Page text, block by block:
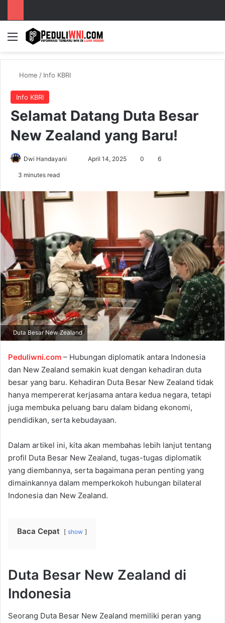
Menu
Home / Info KBRI
Info KBRI
Selamat Datang Duta Besar
New Zealand yang Baru!
Dwi Handayani
m
a
i
l
April 14, 2025 0 6
3 minutes read
Duta Besar New Zealand
Peduliwni.com – Hubungan diplomatik antara Indonesia
dan New Zealand semakin kuat dengan kehadiran duta
besar yang baru. Kehadiran Duta Besar New Zealand tidak
hanya mempererat kerjasama antara kedua negara, tetapi
juga membuka peluang baru dalam bidang ekonomi,
pendidikan, serta kebudayaan.
Dalam artikel ini, kita akan membahas lebih lanjut tentang
profil Duta Besar New Zealand, tugas-tugas diplomatik
yang diembannya, serta bagaimana peran penting yang
dimainkannya dalam memperkokoh hubungan bilateral
Indonesia dan New Zealand.
Baca Cepat show
Duta Besar New Zealand di
Indonesia
Seorang Duta Besar New Zealand memiliki peran yang